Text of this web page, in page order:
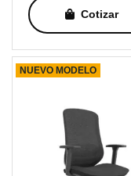
Cotizar
NUEVO MODELO